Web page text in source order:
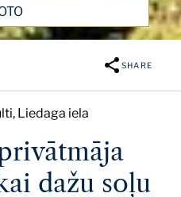
SHARE
Liedaga iela
dažu soļu